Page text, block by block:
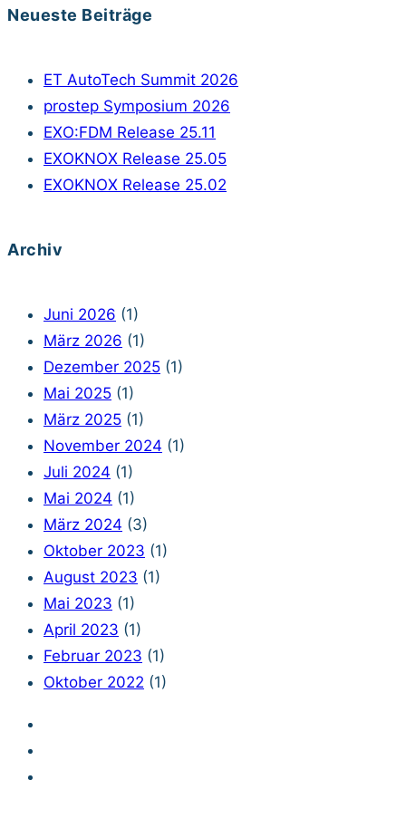
Neueste Beiträge
ET AutoTech Summit 2026
prostep Symposium 2026
EXO:FDM Release 25.11
EXOKNOX Release 25.05
EXOKNOX Release 25.02
Archiv
Juni 2026 (1)
März 2026 (1)
Dezember 2025 (1)
Mai 2025 (1)
März 2025 (1)
November 2024 (1)
Juli 2024 (1)
Mai 2024 (1)
März 2024 (3)
Oktober 2023 (1)
August 2023 (1)
Mai 2023 (1)
April 2023 (1)
Februar 2023 (1)
Oktober 2022 (1)